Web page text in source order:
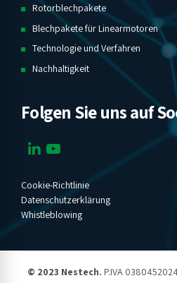
Rotorblechpakete
Blechpakete für Linearmotoren
Technologie und Verfahren
Nachhaltigkeit
Folgen Sie uns auf
Cookie-Richtlinie
Datenschutzerklärung
Whistleblowing
© 2023 Nestech. P.IVA